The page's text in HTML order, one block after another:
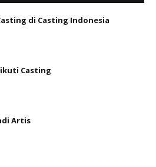
di Casting Indonesia
Casting
Artis